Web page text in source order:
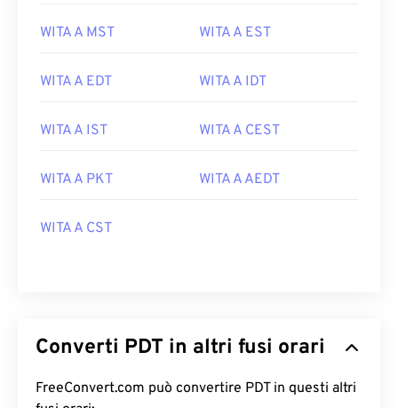
WITA A MST WITA A EST
WITA A EDT WITA A IDT
WITA A IST WITA A CEST
WITA A PKT WITA A AEDT
WITA A CST
Converti PDT in altri fusi orari
FreeConvert.com può convertire PDT in questi altri